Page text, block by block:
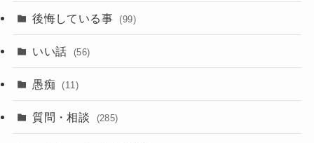
後悔している事 (99)
いい話 (56)
愚痴 (11)
質問・相談 (285)